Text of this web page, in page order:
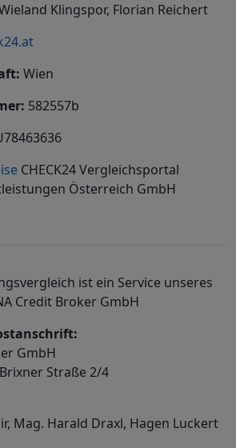
Klingspor, Florian Reichert
Wien
582557b
CHECK24 Vergleichsportal
Österreich GmbH
ist ein Service unseres
Credit Broker GmbH
GmbH
Straße 2/4
Mag. Harald Draxl, Hagen Luckert